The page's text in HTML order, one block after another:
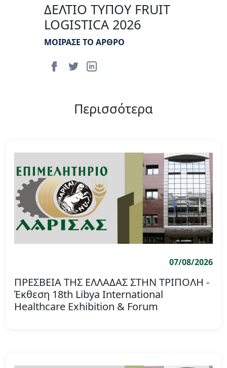
ΔΕΛΤΙΟ ΤΥΠΟΥ FRUIT
LOGISTICA 2026
ΜΟΙΡΑΣΕ ΤΟ ΑΡΘΡΟ
Περισσότερα
07/08/2026
ΠΡΕΣΒΕΙΑ ΤΗΣ ΕΛΛΑΔΑΣ ΣΤΗΝ ΤΡΙΠΟΛΗ -
Έκθεση 18th Libya International
Healthcare Exhibition & Forum